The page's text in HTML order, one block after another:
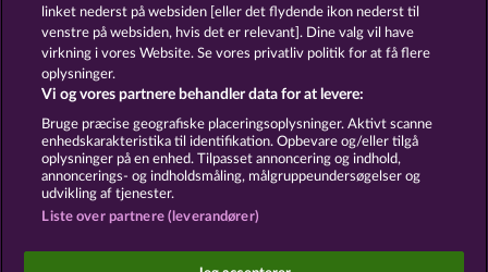
Vilkår og betingelser Datasikkerhed
Kontakt
Indsend anmodning om tilbagetrækning
Sociale kasinospil har udelukkende et
linket nederst på websiden [eller det flydende ikon nederst til
venstre på websiden, hvis det er relevant]. Dine valg vil have
virkning i vores Website. Se vores privatliv politik for at få flere
oplysninger.
Vi og vores partnere behandler data for at levere:
Bruge præcise geografiske placeringsoplysninger. Aktivt scanne
enhedskarakteristika til identifikation. Opbevare og/eller tilgå
oplysninger på en enhed. Tilpasset annoncering og indhold,
annoncerings- og indholdsmåling, målgruppeundersøgelser og
udvikling af tjenester.
Liste over partnere (leverandører)